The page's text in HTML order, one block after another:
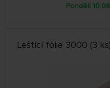
Pondělí
Leštící fólie 3000 (3 ks)